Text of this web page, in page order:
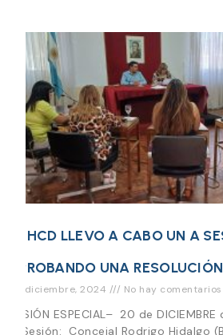
EL HCD LLEVO A CABO UN A
APROBANDO UNA RESOLUCIÓN
20 diciembre, 2024 No hay comentarios
SESIÓN ESPECIAL– 20 de
la Sesión: Concejal Rodrigo Hidalgo